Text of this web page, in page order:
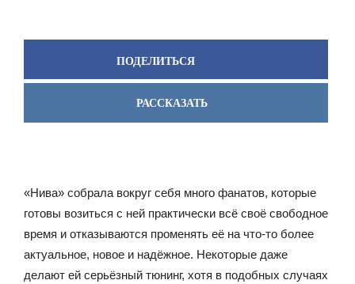
ПОДЕЛИТЬСЯ
РАССКАЗАТЬ
«Нива» собрала вокруг себя много фанатов, которые
готовы возиться с ней практически всё своё свободное
время и отказываются променять её на что-то более
актуальное, новое и надёжное. Некоторые даже
делают ей серьёзный тюнинг, хотя в подобных случаях